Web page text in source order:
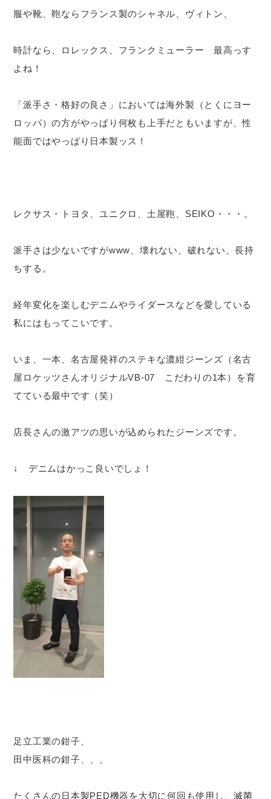
服や靴、鞄ならフランス製のシャネル、ヴィトン、
時計なら、ロレックス、フランクミューラー 最高っす
よね！
「派手さ・格好の良さ」においては海外製（とくにヨー
ロッパ）の方がやっぱり何枚も上手だともいますが、性
能面ではやっぱり日本製ッス！
レクサス・トヨタ、ユニクロ、土屋鞄、SEIKO・・・。
派手さは少ないですがwww、壊れない、破れない、長持
ちする。
経年変化を楽しむデニムやライダースなどを愛している
私にはもってこいです。
いま、一本、名古屋発祥のステキな濃紺ジーンズ（名古
屋ロケッツさんオリジナルVB-07 こだわりの1本）を育
てている最中です（笑）
店長さんの激アツの思いが込められたジーンズです。
↓ デニムはかっこ良いでしょ！
足立工業の鉗子、
田中医科の鉗子、、、
たくさんの日本製PED機器を大切に何回も使用し、滅菌